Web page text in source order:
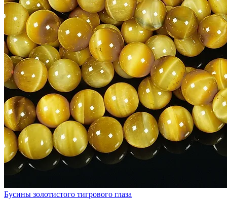
Бусины золотистого тигрового глаза